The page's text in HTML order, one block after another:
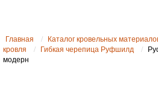
Главная Каталог кровельных
кровля
Гибкая черепица Руфшилд
модерн